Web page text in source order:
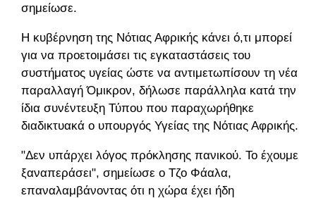
σημείωσε.
Η κυβέρνηση της Νότιας Αφρικής κάνει ό,τι μπορεί
για να προετοιμάσει τις εγκαταστάσεις του
συστήματος υγείας ώστε να αντιμετωπίσουν τη νέα
παραλλαγή Όμικρον, δήλωσε παράλληλα κατά την
ίδια συνέντευξη Τύπου που παραχωρήθηκε
διαδικτυακά ο υπουργός Υγείας της Νότιας Αφρικής.
"Δεν υπάρχει λόγος πρόκλησης πανικού. Το έχουμε
ξαναπεράσει", σημείωσε ο Τζο Φάαλα,
επαναλαμβάνοντας ότι η χώρα έχει ήδη